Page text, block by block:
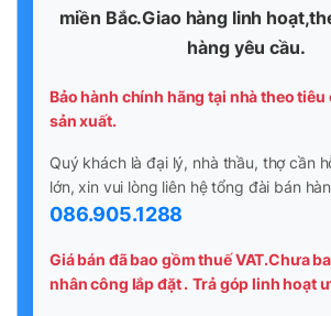
miền Bắc.Giao hàng linh
hàng yêu cầu.
Bảo hành chính hãng tại nhà theo tiêu
sản xuất.
Quý khách là đại lý, nhà thầu, thợ cần
lớn, xin vui lòng liên hệ tổng đài bán
086.905.1288
Giá bán đã bao gồm thuế VAT.Chưa
nhân công lắp đặt . Trả góp linh hoạt